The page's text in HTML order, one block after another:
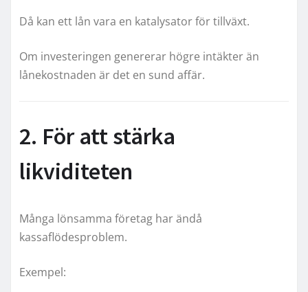
Då kan ett lån vara en katalysator för tillväxt.
Om investeringen genererar högre intäkter än
lånekostnaden är det en sund affär.
2. För att stärka
likviditeten
Många lönsamma företag har ändå
kassaflödesproblem.
Exempel: